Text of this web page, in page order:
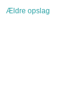
Ældre opslag